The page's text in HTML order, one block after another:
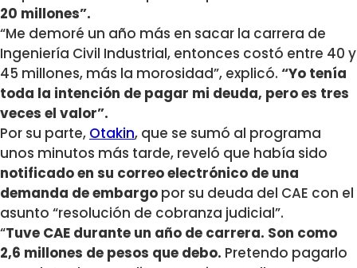
20 millones”.
“Me demoré un año más en sacar la carrera de
Ingeniería Civil Industrial, entonces costó entre 40 y
45 millones, más la morosidad”, explicó. “Yo tenía
toda la intención de pagar mi deuda, pero es tres
veces el valor”.
Por su parte, Otakin, que se sumó al programa
unos minutos más tarde, reveló que había sido
notificado en su correo electrónico de una
demanda de embargo por su deuda del CAE con el
asunto “resolución de cobranza judicial”.
“Tuve CAE durante un año de carrera. Son como
2,6 millones de pesos que debo. Pretendo pagarlo